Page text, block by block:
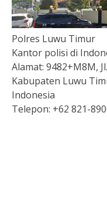
Polres Luwu Timur
Kantor polisi di
Alamat: 9482+M8M,
Kabupaten Luwu
Indonesia
Telepon: +62 821-